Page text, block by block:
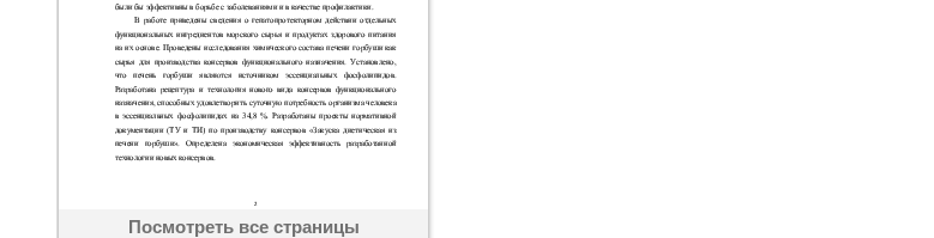
Посмотреть все страницы